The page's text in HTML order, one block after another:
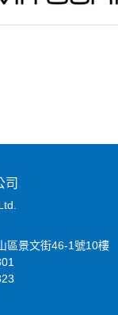
司
區景文街46-1號10樓